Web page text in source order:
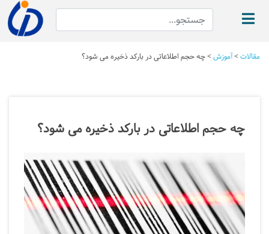
مقالات>آموزش>چه حجم اطلاعاتی در بارکد ذخیره می شود؟
چه حجم اطلاعاتی در بارکد ذخیره می شود؟